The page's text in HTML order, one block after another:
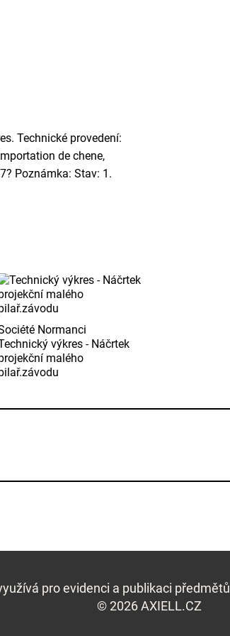
Technické provedení:
de chene,
Poznámka: Stav: 1.
Normanci
výkres - Náčrtek
malého
pro evidenci a publikaci předmětů
© 2026 AXIELL.CZ